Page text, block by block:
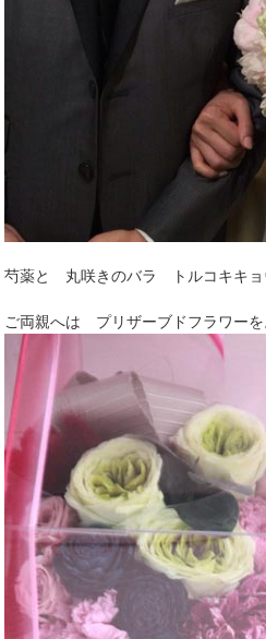
芍薬と 丸咲きのバラ トルコキキョ
ご両親へは プリザーブドフラワーを